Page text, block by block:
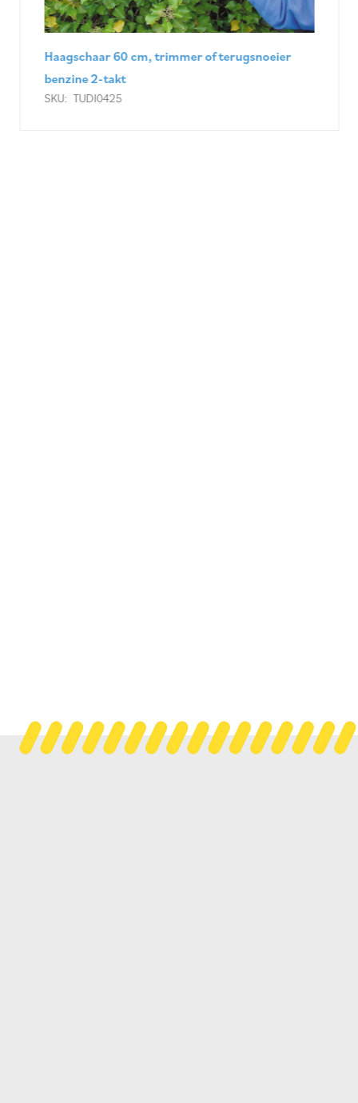
Haagschaar 60 cm, trimmer of terugsnoeier
benzine 2-takt
SKU: TUDI0425